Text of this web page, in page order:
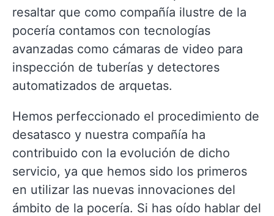
resaltar que como compañía ilustre de la
pocería contamos con tecnologías
avanzadas como cámaras de video para
inspección de tuberías y detectores
automatizados de arquetas.
Hemos perfeccionado el procedimiento de
desatasco y nuestra compañía ha
contribuido con la evolución de dicho
servicio, ya que hemos sido los primeros
en utilizar las nuevas innovaciones del
ámbito de la pocería. Si has oído hablar del